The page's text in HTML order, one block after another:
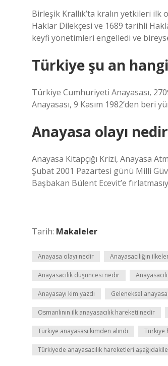
Birleşik Krallık’ta kralın yetkileri ilk
Haklar Dilekçesi ve 1689 tarihli
keyfi yönetimleri engelledi ve
Türkiye şu an
Türkiye Cumhuriyeti Anayasası,
Anayasası, 9 Kasım 1982’den beri
Anayasa olayı
Anayasa Kitapçığı Krizi, Anayasa
Şubat 2001 Pazartesi günü Milli
Başbakan Bülent Ecevit’e
Tarih: Makaleler
Anayasa olayı nedir Anayasacılığın
Anayasacılık düşüncesi nedir
Anayasayı kim yazdı Geleneksel
Osmanlının ilk anayasacılık hareketi nedir
Türkiye anayasası kimden alındı Türkiye
Türkiyede anayasacılık hareketleri